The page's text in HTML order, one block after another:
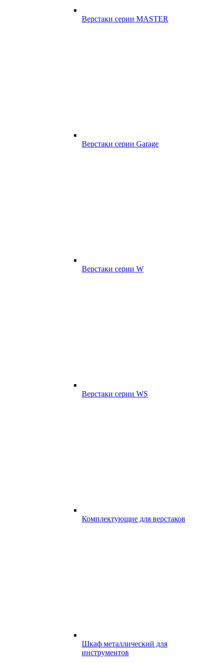
Верстаки серии MASTER
Верстаки серии Garage
Верстаки серии W
Верстаки серии WS
Комплектующие для верстаков
Шкаф металлический для
инструментов